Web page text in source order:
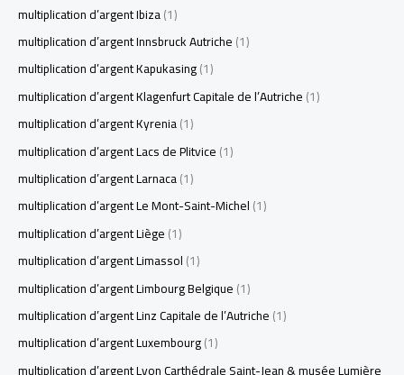
multiplication d’argent Ibiza(1)
multiplication d’argent Innsbruck Autriche(1)
multiplication d’argent Kapukasing(1)
multiplication d’argent Klagenfurt Capitale de l’Autriche(1)
multiplication d’argent Kyrenia(1)
multiplication d’argent Lacs de Plitvice(1)
multiplication d’argent Larnaca(1)
multiplication d’argent Le Mont-Saint-Michel(1)
multiplication d’argent Liège(1)
multiplication d’argent Limassol(1)
multiplication d’argent Limbourg Belgique(1)
multiplication d’argent Linz Capitale de l’Autriche(1)
multiplication d’argent Luxembourg(1)